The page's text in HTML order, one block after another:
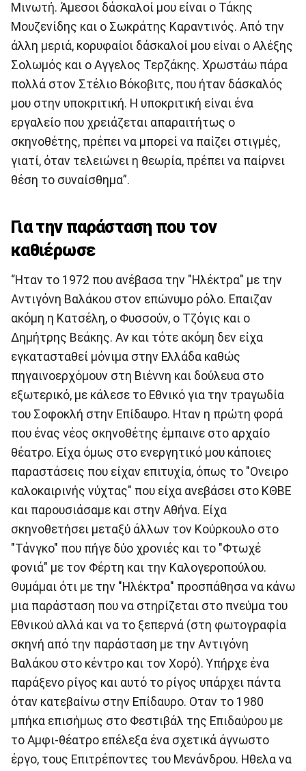
Μινωτή. Άμεσοι δάσκαλοί μου είναι ο Τάκης
Μουζενίδης και ο Σωκράτης Καραντινός. Από την
άλλη μεριά, κορυφαίοι δάσκαλοί μου είναι ο Αλέξης
Σολωμός και ο Αγγελος Τερζάκης. Χρωστάω πάρα
πολλά στον Στέλιο Βόκοβιτς, που ήταν δάσκαλός
μου στην υποκριτική. Η υποκριτική είναι ένα
εργαλείο που χρειάζεται απαραιτήτως ο
σκηνοθέτης, πρέπει να μπορεί να παίζει στιγμές,
γιατί, όταν τελειώνει η θεωρία, πρέπει να παίρνει
θέση το συναίσθημα”.
Για την παράσταση που τον
καθιέρωσε
“Ηταν το 1972 που ανέβασα την "Ηλέκτρα" με την
Αντιγόνη Βαλάκου στον επώνυμο ρόλο. Επαιζαν
ακόμη η Κατσέλη, ο Φυσσούν, ο Τζόγις και ο
Δημήτρης Βεάκης. Αν και τότε ακόμη δεν είχα
εγκατασταθεί μόνιμα στην Ελλάδα καθώς
πηγαινοερχόμουν στη Βιέννη και δούλευα στο
εξωτερικό, με κάλεσε το Εθνικό για την τραγωδία
του Σοφοκλή στην Επίδαυρο. Ηταν η πρώτη φορά
που ένας νέος σκηνοθέτης έμπαινε στο αρχαίο
θέατρο. Είχα όμως στο ενεργητικό μου κάποιες
παραστάσεις που είχαν επιτυχία, όπως το "Ονειρο
καλοκαιρινής νύχτας" που είχα ανεβάσει στο ΚΘΒΕ
και παρουσιάσαμε και στην Αθήνα. Είχα
σκηνοθετήσει μεταξύ άλλων τον Κούρκουλο στο
"Τάνγκο" που πήγε δύο χρονιές και το "Φτωχέ
φονιά" με τον Φέρτη και την Καλογεροπούλου.
Θυμάμαι ότι με την "Ηλέκτρα" προσπάθησα να κάνω
μια παράσταση που να στηρίζεται στο πνεύμα του
Εθνικού αλλά και να το ξεπερνά (στη φωτογραφία
σκηνή από την παράσταση με την Αντιγόνη
Βαλάκου στο κέντρο και τον Χορό). Υπήρχε ένα
παράξενο ρίγος και αυτό το ρίγος υπάρχει πάντα
όταν κατεβαίνω στην Επίδαυρο. Οταν το 1980
μπήκα επισήμως στο Φεστιβάλ της Επιδαύρου με
το Αμφι-θέατρο επέλεξα ένα σχετικά άγνωστο
έργο, τους Επιτρέποντες του Μενάνδρου. Ηθελα να